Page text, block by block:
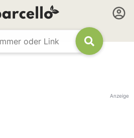
Anzeige